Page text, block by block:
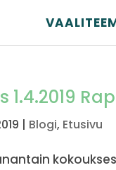
| Blogi, Etusivu